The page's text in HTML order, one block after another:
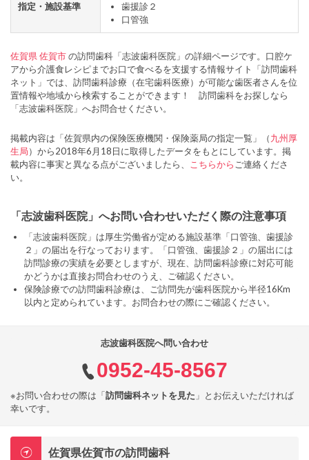
指定・施設基準
歯援診２
口管強
佐賀県 佐賀市の訪問歯科「志波歯科医院」の詳細ページです。口腔ケ
アから介護食レシピまでお口で食べるを支援する情報サイト「訪問歯科
ネット」では、訪問歯科診療（在宅歯科医療）が可能な歯医者さんを位
置情報や地域から検索することができます！ 訪問歯科をお探しなら
「志波歯科医院」へお問合せください。
掲載内容は「佐賀県内の保険医療機関・保険薬局の指定一覧」（九州厚
生局）から2018年6月18日に取得したデータをもとにしています。掲
載内容に事実と異なる点がございましたら、
こちらから ご連絡くださ
い。
「志波歯科医院」へお問い合わせいただく際の注意事項
「志波歯科医院」は厚生労働省が定める施設基準「口管強、歯援診
２」の届出を行なっております。「口管強、歯援診２」の届出には
訪問診療の実績を必要としますが、現在、訪問歯科診療に対応可能
かどうかは直接お問合わせのうえ、ご確認ください。
保険診療での訪問歯科診療は、ご訪問先が歯科医院から半径16Km
以内と定められています。お問合わせの際にご確認ください。
志波歯科医院へ問い合わせ
0952-45-8567
※お問い合わせの際は「訪問歯科ネットを見た 」とお伝えいただければ
幸いです。
佐賀県佐賀市の訪問歯科